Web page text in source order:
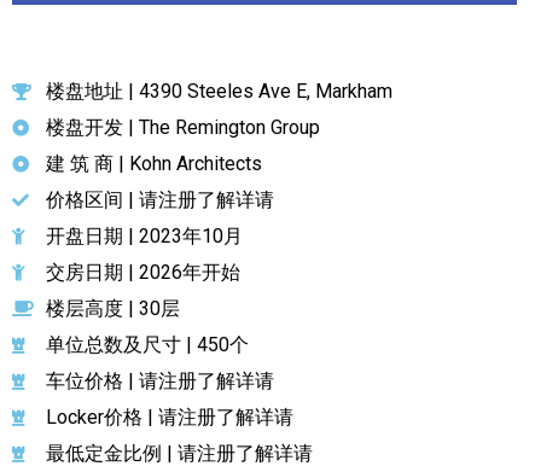
楼盘地址 | 4390 Steeles Ave E, Markham
楼盘开发 | The Remington Group
建 筑 商 | Kohn Architects
价格区间 | 请注册了解详请
开盘日期 | 2023年10月
交房日期 | 2026年开始
楼层高度 | 30层
单位总数及尺寸 | 450个
车位价格 | 请注册了解详请
Locker价格 | 请注册了解详请
最低定金比例 | 请注册了解详请